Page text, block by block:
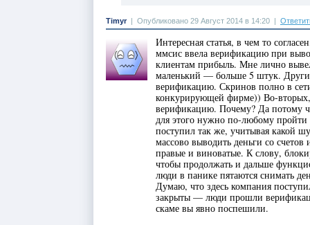
Timyr| Опубликовано 29 Август 2014 в 14:20 |
Интересная статья, в чем то
ммсис ввела верификацию при
клиентам прибыль. Мне лично
маленький — больше 5 штук.
верификацию. Скринов полно в
конкурирующей фирме)) Во-
верификацию. Почему? Да потому
для этого нужно по-любому
поступил так же, учитывая какой
массово выводить деньги со
правые и виноватые. К слову,
чтобы продолжать и дальше
люди в панике пятаются снимать
Думаю, что здесь компания
закрыты — люди прошли
скаме вы явно поспешили.